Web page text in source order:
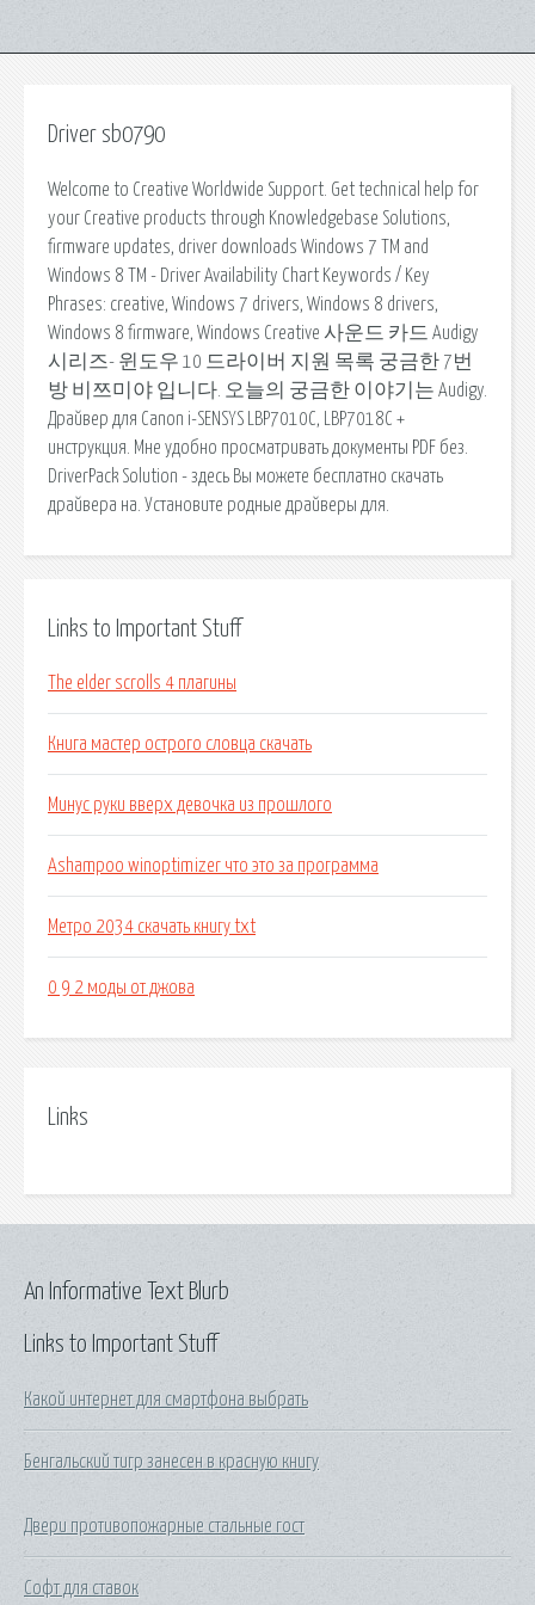
Driver sb0790
Welcome to Creative Worldwide Support. Get technical help for
your Creative products through Knowledgebase Solutions,
firmware updates, driver downloads Windows 7 TM and
Windows 8 TM - Driver Availability Chart Keywords / Key
Phrases: creative, Windows 7 drivers, Windows 8 drivers,
Windows 8 firmware, Windows Creative 사운드 카드 Audigy
시리즈- 윈도우 10 드라이버 지원 목록 궁금한 7번
방 비쯔미야 입니다. 오늘의 궁금한 이야기는 Audigy.
Драйвер для Canon i-SENSYS LBP7010C, LBP7018C +
инструкция. Мне удобно просматривать документы PDF без.
DriverPack Solution - здесь Вы можете бесплатно скачать
драйвера на. Установите родные драйверы для.
Links to Important Stuff
The elder scrolls 4 плагины
Книга мастер острого словца скачать
Минус руки вверх девочка из прошлого
Ashampoo winoptimizer что это за программа
Метро 2034 скачать книгу txt
0 9 2 моды от джова
Links
Links to Important Stuff
Какой интернет для смартфона выбрать
Бенгальский тигр занесен в красную книгу
Двери противопожарные стальные гост
Софт для ставок
An Informative Text Blurb